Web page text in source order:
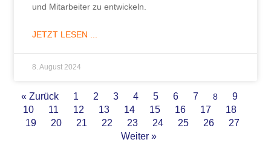
und Mitarbeiter zu entwickeln.
JETZT LESEN ...
8. August 2024
« Zurück 1 2 3 4 5 6 7 8
9
10
11 12 13 14 15 16 17
18
19
20 21 22 23 24 25 26
27
Weiter »